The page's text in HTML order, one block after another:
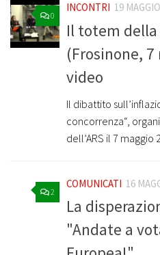
0
INCONTRI 19
Il totem della
(Frosinone,
video
Il dibattito
concorrenza“,
dell’ARS il 7 maggio
2
COMUNICATI 16
La
"Andate a